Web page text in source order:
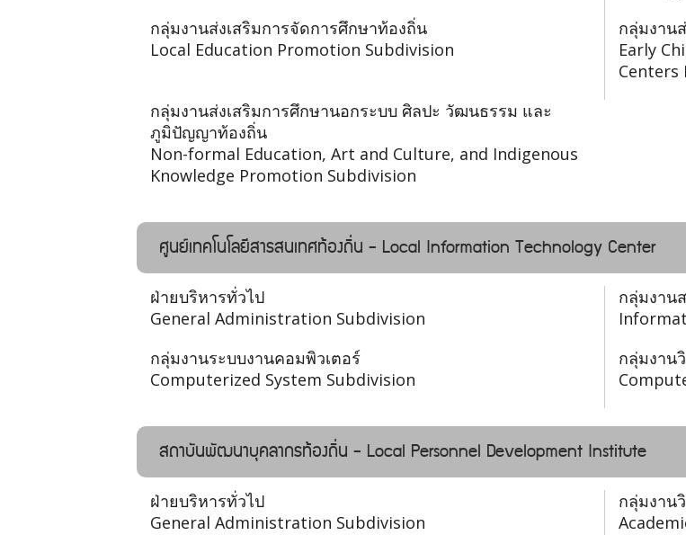
กลุ่มงานส่งเสริมการจัดการศึกษาท้องถิ่น
Local Education Promotion Subdivision
กลุ่มงาน
Early
Centers
กลุ่มงานส่งเสริมการศึกษานอกระบบ ศิลปะ วัฒนธรรม และ
ภูมิปัญญาท้องถิ่น
Non-formal Education, Art and Culture, and Indigenous
Knowledge Promotion Subdivision
ศูนย์เทคโนโลยีสารสนเทศท้องถิ่น - Local Information Technology Center
ฝ่ายบริหารทั่วไป
General Administration Subdivision
กลุ่มงาน
กลุ่มงานระบบงานคอมพิวเตอร์
Computerized System Subdivision
กลุ่มงาน
สถาบันพัฒนาบุคลากรท้องถิ่น - Local Personnel Development Institute
ฝ่ายบริหารทั่วไป
General Administration Subdivision
กลุ่มงาน